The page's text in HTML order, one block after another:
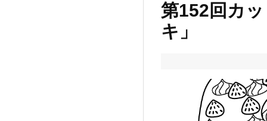
第152回カ
キ」